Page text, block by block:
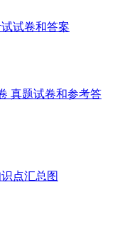
试卷和答案
真题试卷和参考答
点汇总图